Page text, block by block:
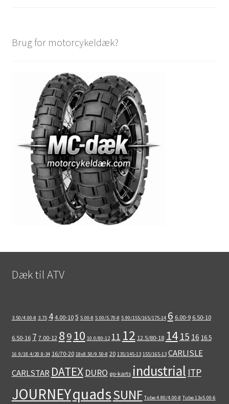
Brug for motorcykeldæk?
Dæk til ATV
3.50/4.00-8 3.75 4 4.00-10 5 5.00-8 5.00/5.70-8 5.90/155/165/175-14 6 6.00-9 6.50-10
6.50-16 7 7.00-12 89 10 10.0/80-12 11 12 12.5/80-18 14 15 16 16.5
16.9/18.4/20.8-34 16/70-20 18x8.50/9.50-8 20 135/145-13 155/165-13 CARLISLE
CARLSTAR DATEX DURO go-karts industrial ITP
JOURNEYquadsSUNF Tube 4.80/4.00-8 Tube 13x5.00-6